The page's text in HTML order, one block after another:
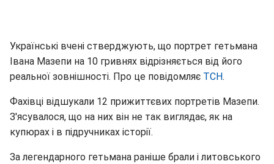
Українські вчені стверджують, що портрет гетьмана
Івана Мазепи на 10 гривнях відрізняється від його
реальної зовнішності. Про це повідомляє ТСН.
Фахівці відшукали 12 прижиттєвих портретів Мазепи.
З'ясувалося, що на них він не так виглядає, як на
купюрах і в підручниках історії.
За легендарного гетьмана раніше брали і литовського